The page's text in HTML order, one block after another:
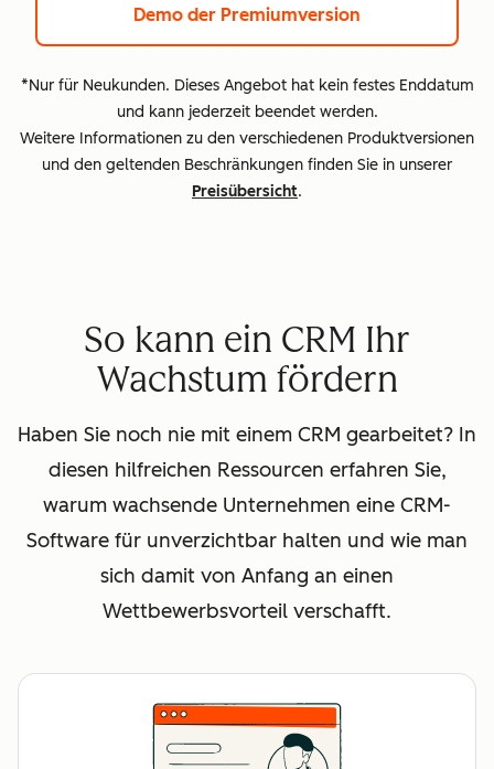
Demo der Premiumversion
*Nur für Neukunden. Dieses Angebot hat kein festes Enddatum
und kann jederzeit beendet werden.
Weitere Informationen zu den verschiedenen Produktversionen
und den geltenden Beschränkungen finden Sie in unserer
Preisübersicht.
So kann ein CRM Ihr
Wachstum fördern
Haben Sie noch nie mit einem CRM gearbeitet? In
diesen hilfreichen Ressourcen erfahren Sie,
warum wachsende Unternehmen eine CRM-
Software für unverzichtbar halten und wie man
sich damit von Anfang an einen
Wettbewerbsvorteil verschafft.